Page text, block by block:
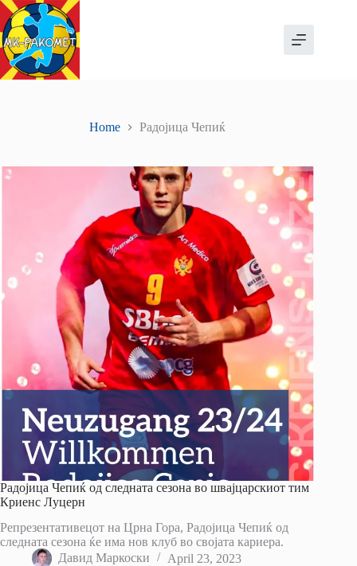
Skip
to
content
Home Радојица Чепиќ
Радојица Чепиќ од следната сезона во швајцарскиот тим
Криенс Луцерн
Репрезентативецот на Црна Гора, Радојица Чепиќ од
следната сезона ќе има нов клуб во својата кариера.
Давид Маркоски
April 23, 2023